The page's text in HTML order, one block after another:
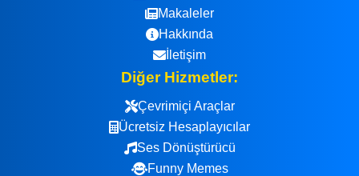
Makaleler
Hakkında
İletişim
Diğer Hizmetler:
Çevrimiçi Araçlar
Ücretsiz Hesaplayıcılar
Ses Dönüştürücü
Funny Memes